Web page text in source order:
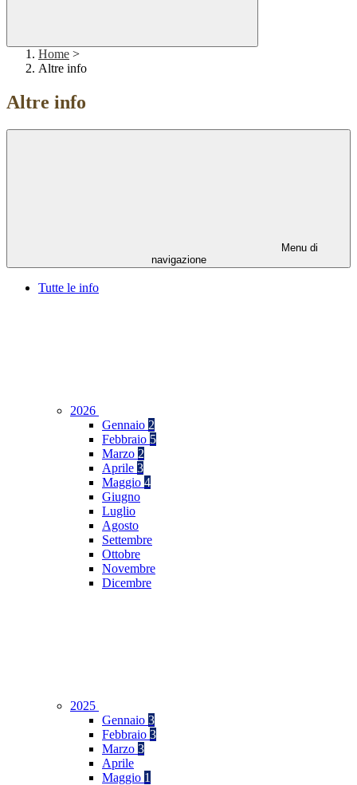
Home >
Altre info
Altre info
Menu di
navigazione
Tutte le info
2026
Gennaio 2
Febbraio 5
Marzo 2
Aprile 3
Maggio 4
Giugno
Luglio
Agosto
Settembre
Ottobre
Novembre
Dicembre
2025
Gennaio 3
Febbraio 3
Marzo 3
Aprile
Maggio 1